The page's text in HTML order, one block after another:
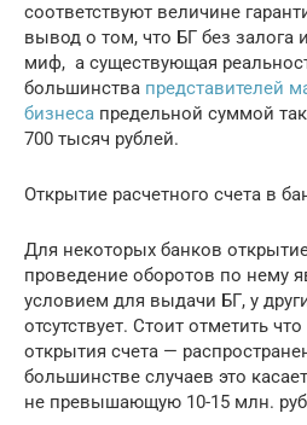
соответствуют величине
вывод о том, что БГ без залога
миф, а существующая
большинства представителей
бизнеса предельной суммой
700 тысяч рублей.
Открытие расчетного счета в
Для некоторых банков
проведение оборотов по нему
условием для выдачи БГ, у
отсутствует. Стоит отметить
открытия счета —
большинстве случаев это
не превышающую 10-15 млн.